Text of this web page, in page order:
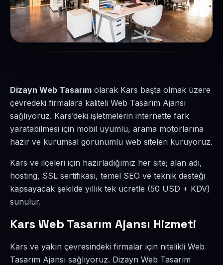
Dizayn Web Tasarım olarak Kars başta olmak üzere
çevredeki firmalara kaliteli Web Tasarım Ajansı
sağlıyoruz. Kars’deki işletmelerin internette fark
yaratabilmesi için mobil uyumlu, arama motorlarına
hazır ve kurumsal görünümlü web siteleri kuruyoruz.
Kars ve ilçeleri için hazırladığımız her site; alan adı,
hosting, SSL sertifikası, temel SEO ve teknik desteği
kapsayacak şekilde yıllık tek ücretle (50 USD + KDV)
sunulur.
Kars Web Tasarım Ajansı Hizmeti
Kars ve yakın çevresindeki firmalar için nitelikli Web
Tasarım Ajansı sağlıyoruz. Dizayn Web Tasarım